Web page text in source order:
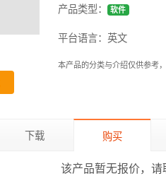
产品类型： 软件
平台语言：英文
本产品的分类与介绍仅供参考
下载 购买
该产品暂无报价，请